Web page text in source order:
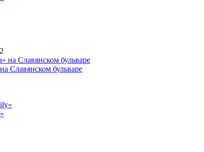
Славянском бульваре